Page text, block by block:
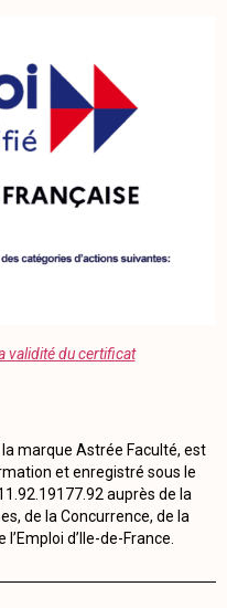
validité du certificat
marque Astrée Faculté, est
et enregistré sous le
auprès de la
de la Concurrence, de la
d’Ile-de-France.